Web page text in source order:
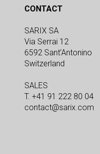
CONTACT
SARIX SA
Via Serrai 12
6592 Sant’Antonino
Switzerland
SALES
T. +41 91 222 80 04
contact@sarix.com